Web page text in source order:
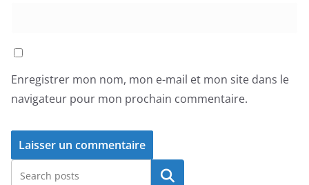
Enregistrer mon nom, mon e-mail et mon site dans le
navigateur pour mon prochain commentaire.
Rechercher